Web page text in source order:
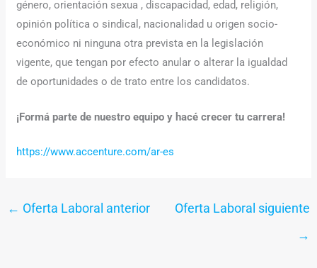
género, orientación sexua , discapacidad, edad, religión,
opinión política o sindical, nacionalidad u origen socio-
económico ni ninguna otra prevista en la legislación
vigente, que tengan por efecto anular o alterar la igualdad
de oportunidades o de trato entre los candidatos.
¡Formá parte de nuestro equipo y hacé crecer tu carrera!
https://www.accenture.com/ar-es
← Oferta Laboral anterior
Oferta Laboral siguiente
→